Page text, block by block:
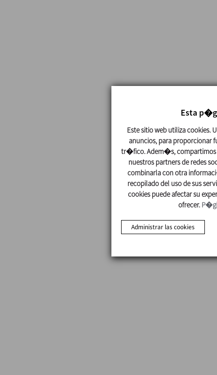
Esta
Este sitio web utiliza cookies.
anuncios, para proporcionar
tr�fico. Adem�s, compartimos
nuestros partners de redes
combinarla con otra
recopilado del uso de sus
cookies puede afectar su
ofrecer.
Administrar las cookies